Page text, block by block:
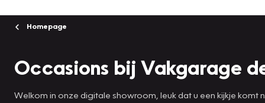
Homepage
Occasions bij Vakgarage
Welkom in onze digitale showroom, leuk dat u een kijkje komt